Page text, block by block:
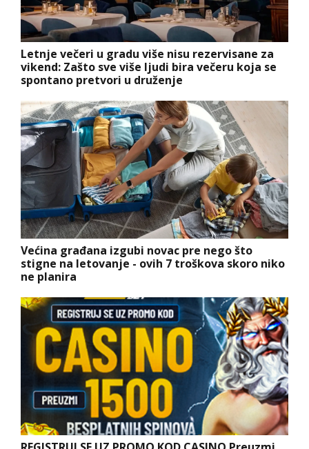
Letnje večeri u gradu više nisu rezervisane za
vikend: Zašto sve više ljudi bira večeru koja se
spontano pretvori u druženje
Većina građana izgubi novac pre nego što
stigne na letovanje - ovih 7 troškova skoro niko
ne planira